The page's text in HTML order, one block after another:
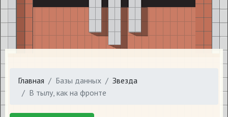
Главная Базы данных
Звезда
В тылу, как на фронте